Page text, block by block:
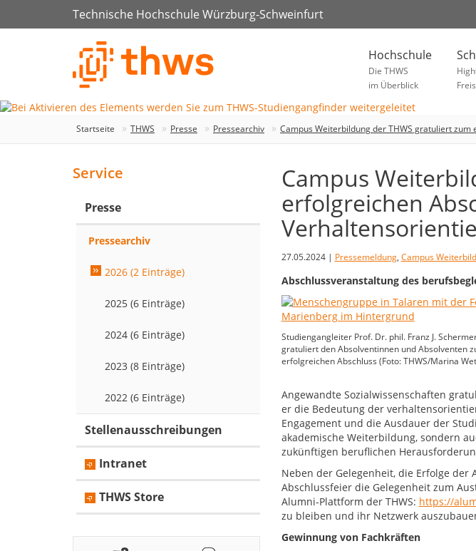
Technische Hochschule Würzburg-Schweinfurt
Hochschule
Die THWS
im Überblick
Startseite THWS Presse Pressearchiv Campus Weiterbildung der THWS gratuliert
Campus
erfolgreichen
27.05.2024 | Pressemeldung, Campus
Abschlussveranstaltung des
Studiengangleiter Prof. Dr. phil. Franz J.
gratuliert den Absolventinnen und Absolventen
erfolgreichen Abschluss (Foto: THWS/Marina
Angewandte Sozialwissenschaften
er die Bedeutung der
Engagement und die Ausdauer der
akademische Weiterbildung, sondern
zukünftigen beruflichen
Neben der Gelegenheit, die Erfolge
Abschlussfeier die Gelegenheit zum
Alumni-Plattform der THWS: https://
zu bleiben und ihr Netzwerk
Gewinnung von Fachkräften
Service
Presse
Pressearchiv
2026 (2 Einträge)
2025 (6 Einträge)
2024 (6 Einträge)
2023 (8 Einträge)
2022 (6 Einträge)
Stellenausschreibungen
Intranet
THWS Store